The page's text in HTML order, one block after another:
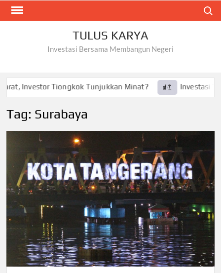
Skip
TULUS KARYA
Investasi Bersama Membangun Negeri
Investor Tiongkok Tunjukkan Minat? Investasi Tesla
Tag: Surabaya